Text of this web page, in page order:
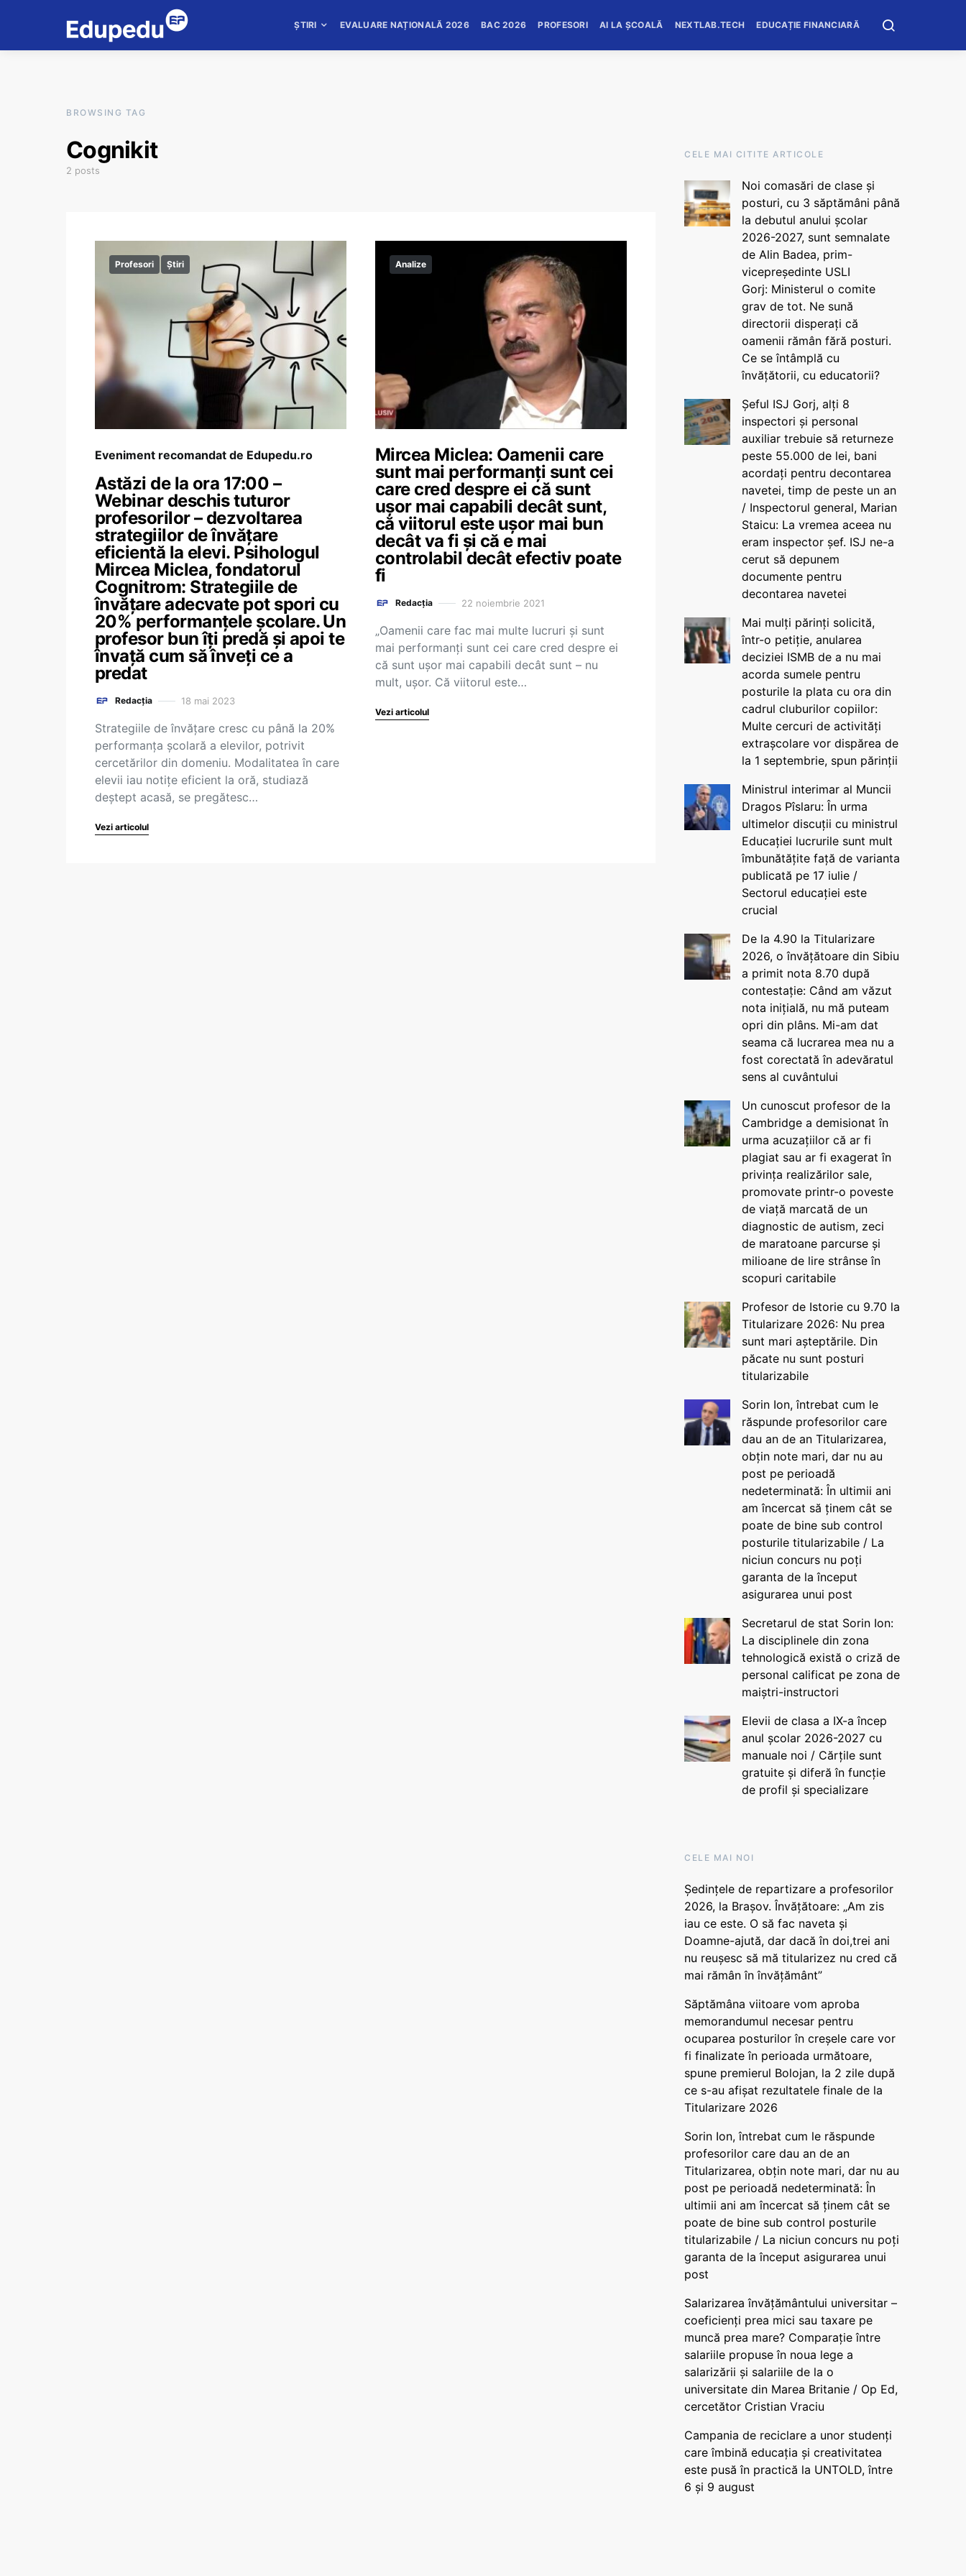
ȘTIRI EVALUARE NAȚIONALĂ 2026 BAC 2026 PROFESORI AI LA ȘCOALĂ NEXTLAB.TECH EDUCAȚIE FINANCIARĂ
BROWSING TAG
Cognikit
2 posts
Profesori Știri
Eveniment recomandat de Edupedu.ro
Astăzi de la ora 17:00 –
Webinar deschis tuturor
profesorilor – dezvoltarea
strategiilor de învățare
eficientă la elevi. Psihologul
Mircea Miclea, fondatorul
Cognitrom: Strategiile de
învățare adecvate pot spori cu
20% performanțele școlare. Un
profesor bun îți predă și apoi te
învață cum să înveți ce a
predat
Redacția 18 mai 2023
Strategiile de învățare cresc cu până la 20%
performanța școlară a elevilor, potrivit
cercetărilor din domeniu. Modalitatea în care
elevii iau notițe eficient la oră, studiază
deștept acasă, se pregătesc…
Vezi articolul
Analize
Mircea Miclea: Oamenii care
sunt mai performanți sunt cei
care cred despre ei că sunt
ușor mai capabili decât sunt,
că viitorul este ușor mai bun
decât va fi și că e mai
controlabil decât efectiv poate
fi
Redacția 22 noiembrie 2021
„Oamenii care fac mai multe lucruri și sunt
mai performanți sunt cei care cred despre ei
că sunt ușor mai capabili decât sunt – nu
mult, ușor. Că viitorul este…
Vezi articolul
CELE MAI CITITE ARTICOLE
Noi comasări de clase și
posturi, cu 3 săptămâni până
la debutul anului școlar
2026-2027, sunt semnalate
de Alin Badea, prim-
vicepreședinte USLI
Gorj: Ministerul o comite
grav de tot. Ne sună
directorii disperați că
oamenii rămân fără posturi.
Ce se întâmplă cu
învățătorii, cu educatorii?
Șeful ISJ Gorj, alți 8
inspectori și personal
auxiliar trebuie să returneze
peste 55.000 de lei, bani
acordați pentru decontarea
navetei, timp de peste un an
/ Inspectorul general, Marian
Staicu: La vremea aceea nu
eram inspector șef. ISJ ne-a
cerut să depunem
documente pentru
decontarea navetei
Mai mulți părinți solicită,
într-o petiție, anularea
deciziei ISMB de a nu mai
acorda sumele pentru
posturile la plata cu ora din
cadrul cluburilor copiilor:
Multe cercuri de activități
extrașcolare vor dispărea de
la 1 septembrie, spun părinții
Ministrul interimar al Muncii
Dragos Pîslaru: În urma
ultimelor discuții cu ministrul
Educației lucrurile sunt mult
îmbunătățite față de varianta
publicată pe 17 iulie /
Sectorul educației este
crucial
De la 4.90 la Titularizare
2026, o învățătoare din Sibiu
a primit nota 8.70 după
contestație: Când am văzut
nota inițială, nu mă puteam
opri din plâns. Mi-am dat
seama că lucrarea mea nu a
fost corectată în adevăratul
sens al cuvântului
Un cunoscut profesor de la
Cambridge a demisionat în
urma acuzațiilor că ar fi
plagiat sau ar fi exagerat în
privința realizărilor sale,
promovate printr-o poveste
de viață marcată de un
diagnostic de autism, zeci
de maratoane parcurse și
milioane de lire strânse în
scopuri caritabile
Profesor de Istorie cu 9.70 la
Titularizare 2026: Nu prea
sunt mari așteptările. Din
păcate nu sunt posturi
titularizabile
Sorin Ion, întrebat cum le
răspunde profesorilor care
dau an de an Titularizarea,
obțin note mari, dar nu au
post pe perioadă
nedeterminată: În ultimii ani
am încercat să ținem cât se
poate de bine sub control
posturile titularizabile / La
niciun concurs nu poți
garanta de la început
asigurarea unui post
Secretarul de stat Sorin Ion:
La disciplinele din zona
tehnologică există o criză de
personal calificat pe zona de
maiștri-instructori
Elevii de clasa a IX-a încep
anul școlar 2026-2027 cu
manuale noi / Cărțile sunt
gratuite și diferă în funcție
de profil și specializare
CELE MAI NOI
Ședințele de repartizare a profesorilor
2026, la Brașov. Învățătoare: „Am zis
iau ce este. O să fac naveta și
Doamne-ajută, dar dacă în doi,trei ani
nu reușesc să mă titularizez nu cred că
mai rămân în învățământ”
Săptămâna viitoare vom aproba
memorandumul necesar pentru
ocuparea posturilor în creșele care vor
fi finalizate în perioada următoare,
spune premierul Bolojan, la 2 zile după
ce s-au afișat rezultatele finale de la
Titularizare 2026
Sorin Ion, întrebat cum le răspunde
profesorilor care dau an de an
Titularizarea, obțin note mari, dar nu au
post pe perioadă nedeterminată: În
ultimii ani am încercat să ținem cât se
poate de bine sub control posturile
titularizabile / La niciun concurs nu poți
garanta de la început asigurarea unui
post
Salarizarea învățământului universitar –
coeficienți prea mici sau taxare pe
muncă prea mare? Comparație între
salariile propuse în noua lege a
salarizării și salariile de la o
universitate din Marea Britanie / Op Ed,
cercetător Cristian Vraciu
Campania de reciclare a unor studenți
care îmbină educația și creativitatea
este pusă în practică la UNTOLD, între
6 și 9 august